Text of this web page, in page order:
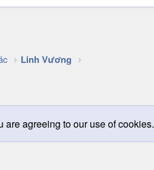
Linh Vương
agreeing to our use of cookies.